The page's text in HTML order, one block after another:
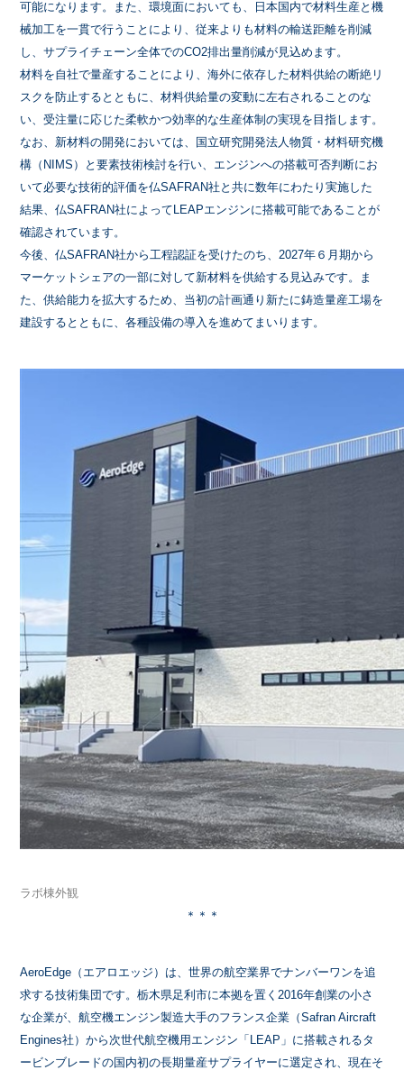
可能になります。また、環境面においても、日本国内で材料生産と機
械加工を一貫で行うことにより、従来よりも材料の輸送距離を削減
し、サプライチェーン全体でのCO2排出量削減が見込めます。
材料を自社で量産することにより、海外に依存した材料供給の断絶リ
スクを防止するとともに、材料供給量の変動に左右されることのな
い、受注量に応じた柔軟かつ効率的な生産体制の実現を目指します。
なお、新材料の開発においては、国立研究開発法人物質・材料研究機
構（NIMS）と要素技術検討を行い、エンジンへの搭載可否判断にお
いて必要な技術的評価を仏SAFRAN社と共に数年にわたり実施した
結果、仏SAFRAN社によってLEAPエンジンに搭載可能であることが
確認されています。
今後、仏SAFRAN社から工程認証を受けたのち、2027年６月期から
マーケットシェアの一部に対して新材料を供給する見込みです。ま
た、供給能力を拡大するため、当初の計画通り新たに鋳造量産工場を
建設するとともに、各種設備の導入を進めてまいります。
ラボ棟外観
＊＊＊
AeroEdge（エアロエッジ）は、世界の航空業界でナンバーワンを追
求する技術集団です。栃木県足利市に本拠を置く2016年創業の小さ
な企業が、航空機エンジン製造大手のフランス企業（Safran Aircraft
Engines社）から次世代航空機用エンジン「 LEAP 」に搭載されるタ
ービンブレードの国内初の長期量産サプライヤーに選定され、現在そ